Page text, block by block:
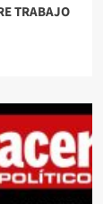
TRABAJO